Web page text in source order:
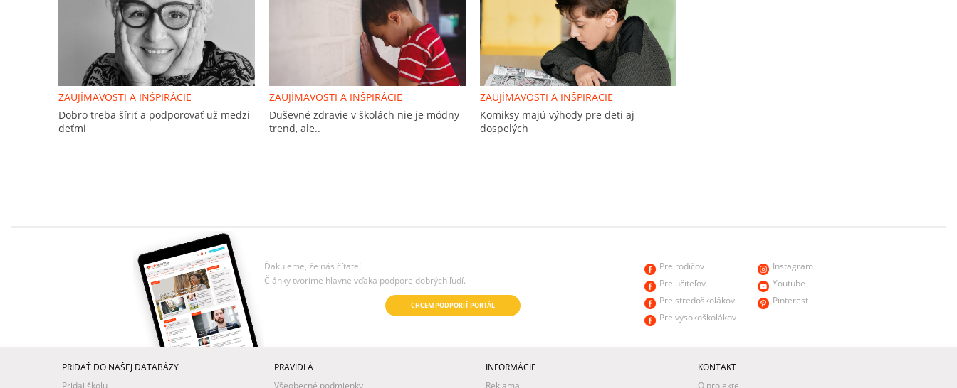
ZAUJÍMAVOSTI A INŠPIRÁCIE
Dobro treba šíriť a podporovať už medzi
deťmi
ZAUJÍMAVOSTI A INŠPIRÁCIE
Duševné zdravie v školách nie je módny
trend, ale..
ZAUJÍMAVOSTI A INŠPIRÁCIE
Komiksy majú výhody pre deti aj
dospelých
Ďakujeme, že nás čítate!
Články tvoríme hlavne vďaka podpore dobrých ľudí.
CHCEM PODPORIŤ PORTÁL
Pre rodičov
Pre učiteľov
Pre stredoškolákov
Pre vysokoškolákov
Instagram
Youtube
Pinterest
PRIDAŤ DO NAŠEJ DATABÁZY
PRAVIDLÁ
INFORMÁCIE
KONTAKT